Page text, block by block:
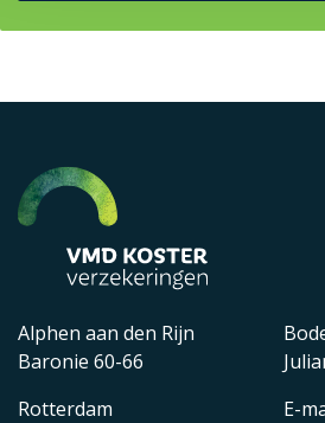
Alphen aan den Rijn
Baronie 60-66
Rotterdam
E-